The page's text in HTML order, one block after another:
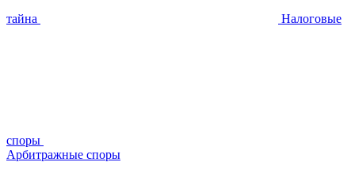
тайна Налоговые
споры
Арбитражные споры